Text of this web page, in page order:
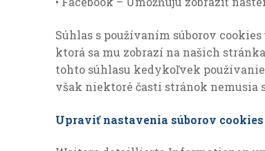
Súhlas s používaním súborov
ktorá sa mu zobrazí na našich
tohto súhlasu kedykoľvek
však niektoré časti stránok nemusia
Upraviť nastavenia súborov cookies
Daten über
den Verkehr
auf unserer
Website zu
sammeln.